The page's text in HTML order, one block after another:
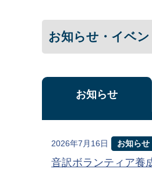
お知らせ・イベ
お知らせ
2026年7月16日 お知らせ
音訳ボランティア養